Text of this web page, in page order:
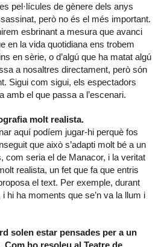
pel·lícules de gènere dels anys
però no és el més important.
esbrinant a mesura que avanci
en la vida quotidiana ens trobem
en sèrie, o d’algú que ha matat algú
a nosaltres directament, però són
Sigui com sigui, els espectadors
amb el que passa a l’escenari.
molt realista.
aquí podíem jugar-hi perquè fos
que això s’adapti molt bé a un
com seria el de Manacor, i la veritat
realista, un fet que fa que entris
el text. Per exemple, durant
i hi ha moments que se’n va la llum i
solen estar pensades per a un